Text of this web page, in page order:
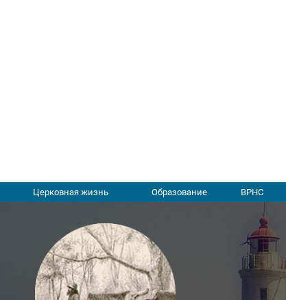
Церковная жизнь Образование ВРНС